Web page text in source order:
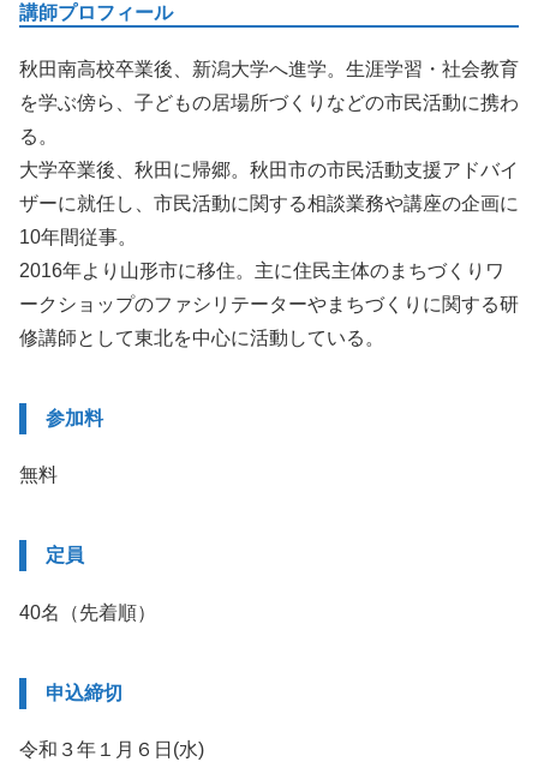
講師プロフィール
秋田南高校卒業後、新潟大学へ進学。生涯学習・社会教育
を学ぶ傍ら、子どもの居場所づくりなどの市民活動に携わ
る。
大学卒業後、秋田に帰郷。秋田市の市民活動支援アドバイ
ザーに就任し、市民活動に関する相談業務や講座の企画に
10年間従事。
2016年より山形市に移住。主に住民主体のまちづくりワ
ークショップのファシリテーターやまちづくりに関する研
修講師として東北を中心に活動している。
参加料
無料
定員
40名（先着順）
申込締切
令和３年１月６日(水)